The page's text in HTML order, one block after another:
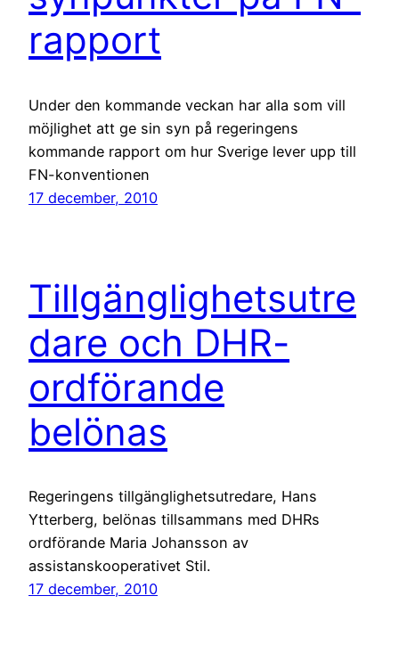
rapport
Under den kommande veckan har alla som vill
möjlighet att ge sin syn på regeringens
kommande rapport om hur Sverige lever upp till
FN-konventionen
17 december, 2010
Tillgänglighetsutre
dare och DHR-
ordförande
belönas
Regeringens tillgänglighetsutredare, Hans
Ytterberg, belönas tillsammans med DHRs
ordförande Maria Johansson av
assistanskooperativet Stil.
17 december, 2010